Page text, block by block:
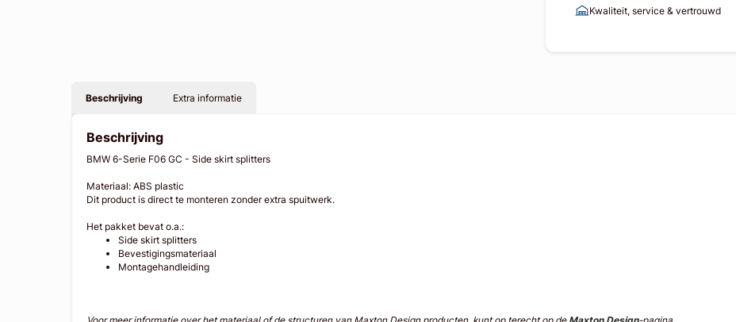
Kwaliteit, service & vertrouwd
Beschrijving Extra informatie
Beschrijving
BMW 6-Serie F06 GC - Side skirt splitters
Materiaal: ABS plastic
Dit product is direct te monteren zonder extra spuitwerk.
Het pakket bevat o.a.:
Side skirt splitters
Bevestigingsmateriaal
Montagehandleiding